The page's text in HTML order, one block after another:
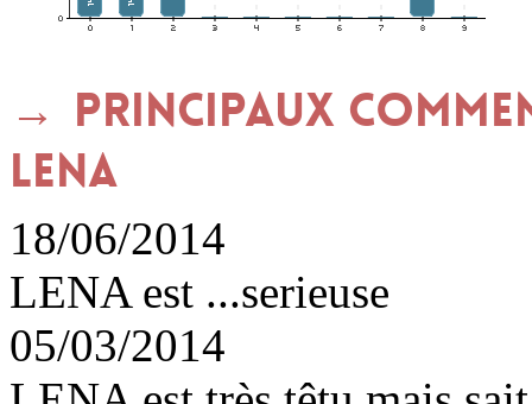
Principaux
LENA
18/06/2014
LENA est ...serieuse
05/03/2014